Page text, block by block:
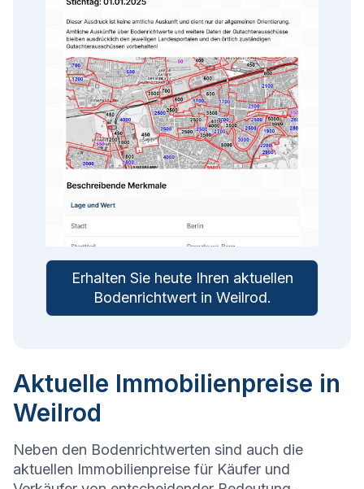
Erhalten Sie heute Ihren aktuellen
Bodenrichtwert in Weilrod.
Aktuelle Immobilienpreise in
Weilrod
Neben den Bodenrichtwerten sind auch die
aktuellen Immobilienpreise für Käufer und